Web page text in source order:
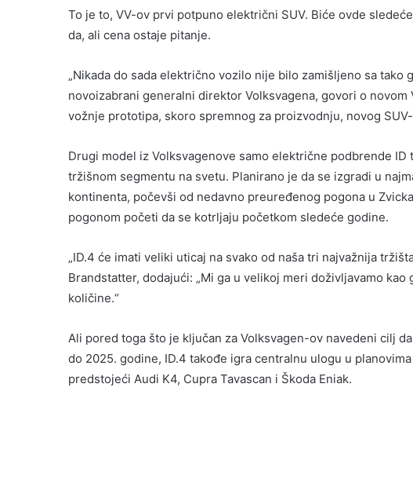
To je to, VV-ov prvi potpuno električni SUV. Biće ovde
da, ali cena ostaje pitanje.
„Nikada do sada električno vozilo nije bilo zamišljeno sa tako
novoizabrani generalni direktor Volksvagena, govori o
vožnje prototipa, skoro spremnog za proizvodnju, novog
Drugi model iz Volksvagenove samo električne podbrende
tržišnom segmentu na svetu. Planirano je da se izgradi u
kontinenta, počevši od nedavno preuređenog pogona u
pogonom početi da se kotrljaju početkom sledeće godine.
„ID.4 će imati veliki uticaj na svako od naša tri najvažnija
Brandstatter, dodajući: „Mi ga u velikoj meri doživljavamo
količine.“
Ali pored toga što je ključan za Volksvagen-ov navedeni cilj
do 2025. godine, ID.4 takođe igra centralnu ulogu u
predstojeći Audi K4, Cupra Tavascan i Škoda Eniak.